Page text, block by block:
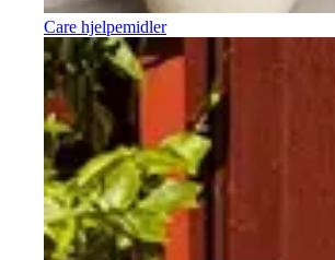
Care hjelpemidler